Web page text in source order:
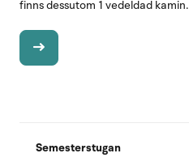
finns dessutom 1 vedeldad kamin.
Semesterstugan